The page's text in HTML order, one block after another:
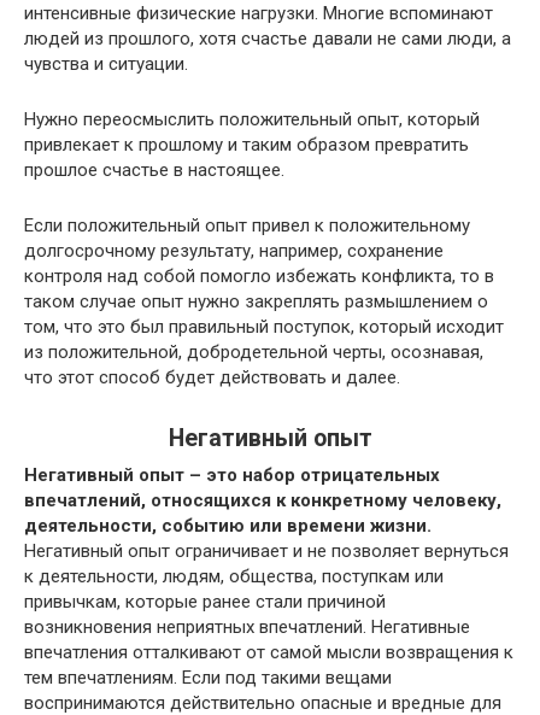
интенсивные физические нагрузки. Многие вспоминают
людей из прошлого, хотя счастье давали не сами люди, а
чувства и ситуации.
Нужно переосмыслить положительный опыт, который
привлекает к прошлому и таким образом превратить
прошлое счастье в настоящее.
Если положительный опыт привел к положительному
долгосрочному результату, например, сохранение
контроля над собой помогло избежать конфликта, то в
таком случае опыт нужно закреплять размышлением о
том, что это был правильный поступок, который исходит
из положительной, добродетельной черты, осознавая,
что этот способ будет действовать и далее.
Негативный опыт
Негативный опыт – это набор отрицательных
впечатлений, относящихся к конкретному человеку,
деятельности, событию или времени жизни.
Негативный опыт ограничивает и не позволяет вернуться
к деятельности, людям, общества, поступкам или
привычкам, которые ранее стали причиной
возникновения неприятных впечатлений. Негативные
впечатления отталкивают от самой мысли возвращения к
тем впечатлениям. Если под такими вещами
воспринимаются действительно опасные и вредные для